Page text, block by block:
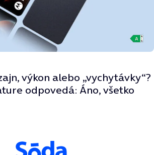
výkon alebo „vychytávky“?
odpovedá: Áno, všetko